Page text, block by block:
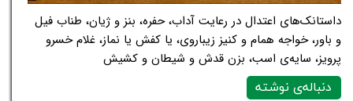
داستانک‌های اعتدال در رعایت آداب، حفره، بنز و ژیان، طناب فیل
و باور، خواجه همام و کنیز زیباروی، یا کفش یا نماز، غلام خسرو
پرویز، سایه‌ی اسب، بزن قدش و شیطان و کشیش
دنباله‌ی نوشته